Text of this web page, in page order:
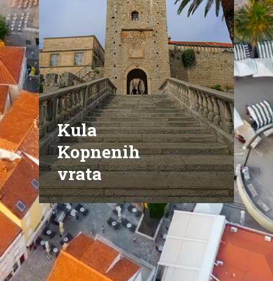
Kula
Kopnenih
vrata